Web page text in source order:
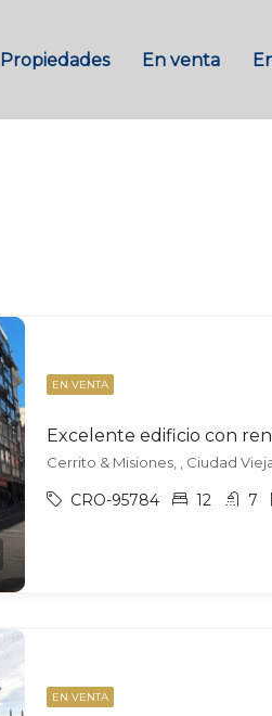
Propiedades En venta
EN VENTA
Excelente edificio con
Cerrito & Misiones, , Ciudad
CRO-95784 12 7
EN VENTA